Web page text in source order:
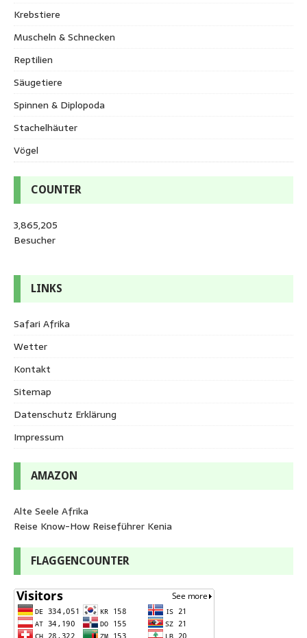
Krebstiere
Muscheln & Schnecken
Reptilien
Säugetiere
Spinnen & Diplopoda
Stachelhäuter
Vögel
COUNTER
3,865,205
Besucher
LINKS
Safari Afrika
Wetter
Kontakt
Sitemap
Datenschutz Erklärung
Impressum
AMAZON
Alte Seele Afrika
Reise Know-How Reiseführer Kenia
FLAGGENCOUNTER